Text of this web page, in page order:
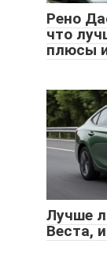
Рено
что
плюсы
Лучше
Веста,